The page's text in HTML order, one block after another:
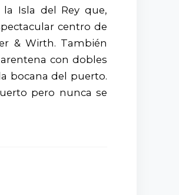
Isla del Rey que,
centro de
& Wirth. También
con dobles
bocana del puerto.
pero nunca se